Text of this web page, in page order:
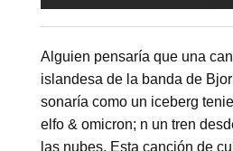
Alguien pensaría que una
islandesa de la banda de
sonaría como un iceberg
elfo & omicron; n un tren
las nubes. Esta canción de